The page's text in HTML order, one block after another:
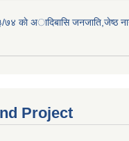
काे अादिबासि जनजाति,जेष्ठ
Project